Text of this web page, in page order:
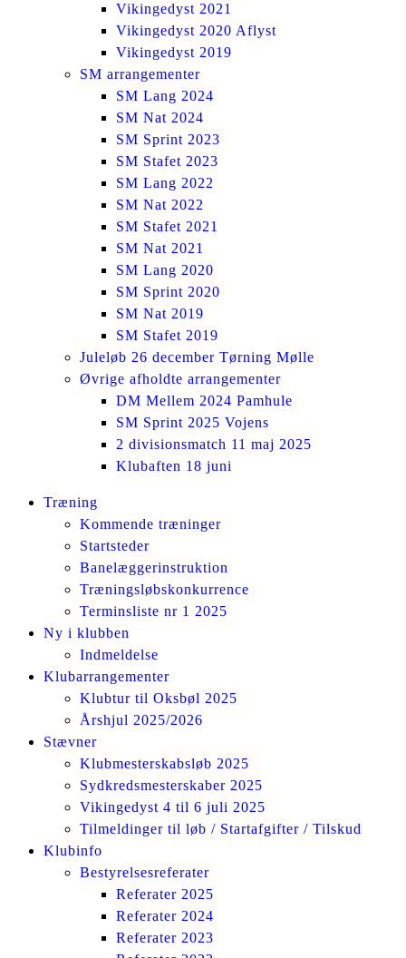
Vikingedyst 2021
Vikingedyst 2020 Aflyst
Vikingedyst 2019
SM arrangementer
SM Lang 2024
SM Nat 2024
SM Sprint 2023
SM Stafet 2023
SM Lang 2022
SM Nat 2022
SM Stafet 2021
SM Nat 2021
SM Lang 2020
SM Sprint 2020
SM Nat 2019
SM Stafet 2019
Juleløb 26 december Tørning Mølle
Øvrige afholdte arrangementer
DM Mellem 2024 Pamhule
SM Sprint 2025 Vojens
2 divisionsmatch 11 maj 2025
Klubaften 18 juni
Facebook
InstagramTræning
Kommende træninger
Startsteder
Banelæggerinstruktion
Træningsløbskonkurrence
Terminsliste nr 1 2025
Ny i klubben
Indmeldelse
Klubarrangementer
Klubtur til Oksbøl 2025
Årshjul 2025/2026
Stævner
Klubmesterskabsløb 2025
Sydkredsmesterskaber 2025
Vikingedyst 4 til 6 juli 2025
Tilmeldinger til løb / Startafgifter / Tilskud
Klubinfo
Bestyrelsesreferater
Referater 2025
Referater 2024
Referater 2023